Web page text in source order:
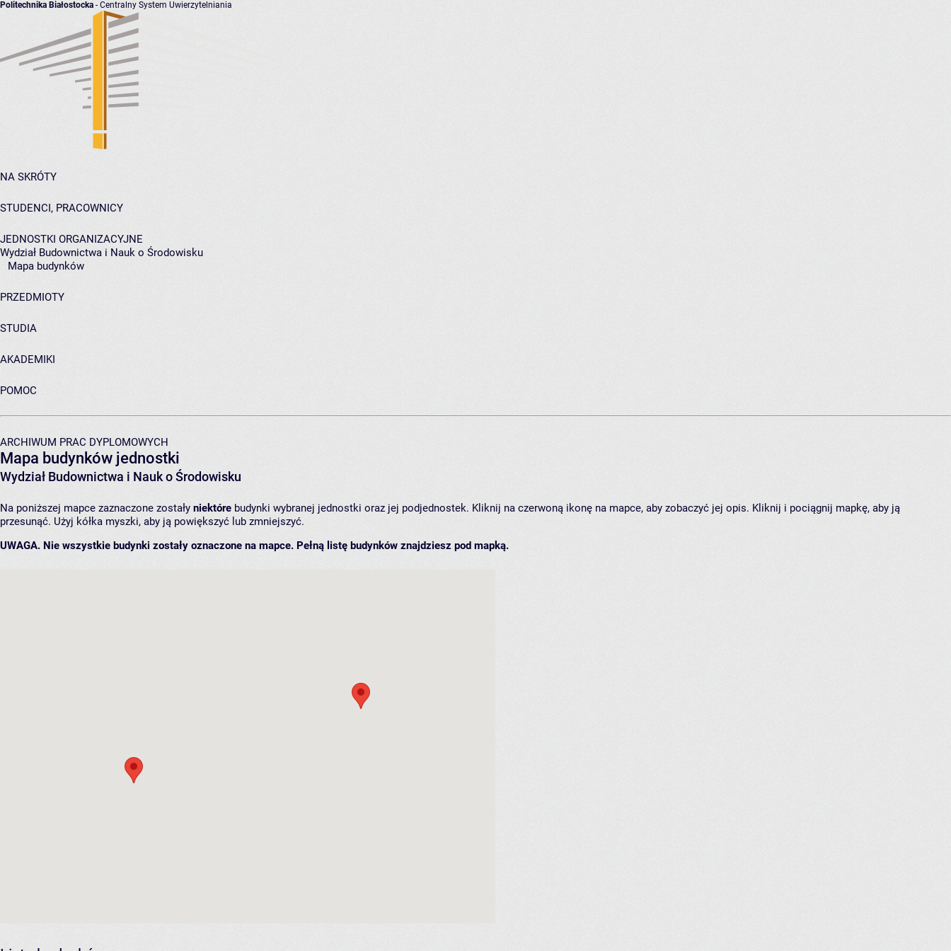
Politechnika Białostocka - Centralny System Uwierzytelniania
NA SKRÓTY
STUDENCI, PRACOWNICY
JEDNOSTKI ORGANIZACYJNE
Wydział Budownictwa i Nauk o Środowisku
Mapa budynków
PRZEDMIOTY
STUDIA
AKADEMIKI
POMOC
ARCHIWUM PRAC DYPLOMOWYCH
Mapa budynków jednostki
Wydział Budownictwa i Nauk o Środowisku
Na poniższej mapce zaznaczone zostały niektóre budynki wybranej jednostki oraz jej podjednostek. Kliknij na czerwoną ikonę na mapce, aby zobaczyć jej opis. Kliknij i pociągnij mapkę, aby ją
przesunąć. Użyj kółka myszki, aby ją powiększyć lub zmniejszyć.
UWAGA. Nie wszystkie budynki zostały oznaczone na mapce. Pełną listę budynków znajdziesz pod mapką.